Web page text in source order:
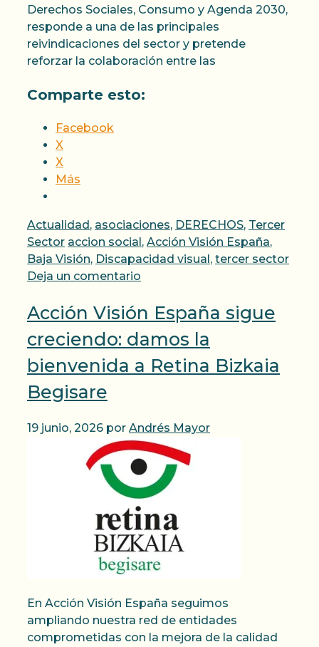
Derechos Sociales, Consumo y Agenda 2030,
responde a una de las principales
reivindicaciones del sector y pretende
reforzar la colaboración entre las
Comparte esto:
Facebook
X
X
Más
Categorías
Actualidad, asociaciones, DERECHOS, Tercer
Sector Etiquetas
accion social, Acción Visión España,
Baja Visión, Discapacidad visual, tercer sector
Deja un comentario
Acción Visión España sigue
creciendo: damos la
bienvenida a Retina Bizkaia
Begisare
19 junio, 2026 por Andrés Mayor
En Acción Visión España seguimos
ampliando nuestra red de entidades
comprometidas con la mejora de la calidad